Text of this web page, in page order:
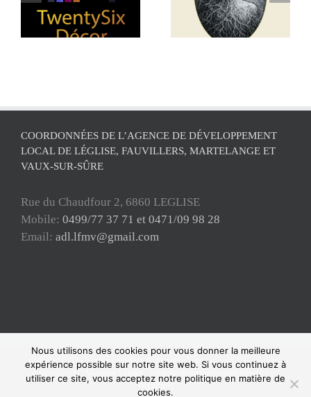
Art de la Psyché
pour sécuriser
vos données !
COORDONNÉES DE L’AGENCE DE DÉVELOPPEMENT
LOCAL DE LÉGLISE, FAUVILLERS, MARTELANGE ET
VAUX-SUR-SÛRE
Rue du Chaudfour 2, 6860 LEGLISE
Mobile: 0499/77 37 71 et 0471/09 98 28
Email: adl.lfmv@gmail.com
Copyright ADL Léglise-Fauvillers-Martelange-Vaux-sur-Sûre 2021 © Tous
droits réservés |
| Powered by
WordPress
Nous utilisons des cookies pour vous donner la meilleure
expérience possible sur notre site web. Si vous continuez à
utiliser ce site, vous acceptez notre politique en matière de
cookies.